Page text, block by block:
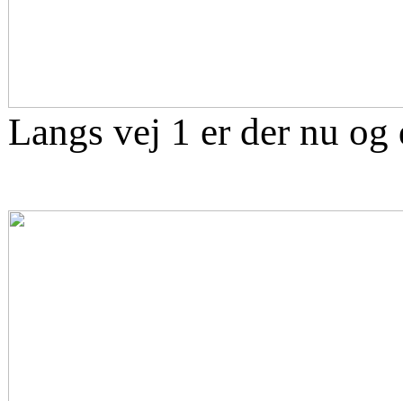
Langs vej 1 er der nu og